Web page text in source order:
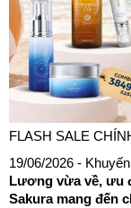
FLASH SALE
19/06/2026 -
Lương vừa về, ưu
Sakura mang đến